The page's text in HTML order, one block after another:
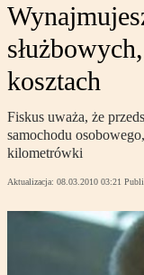
kosztach
Fiskus uważa, że
samochodu
kilometrówki
Aktualizacja: 08.03.2010 03:21